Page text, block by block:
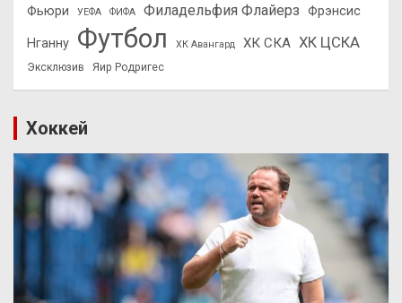
Фьюри
УЕФА ФИФА Филадельфия Флайерз Фрэнсис
Нганну Футбол ХК Авангард ХК СКА ХК ЦСКА
Эксклюзив Яир Родригес
Хоккей